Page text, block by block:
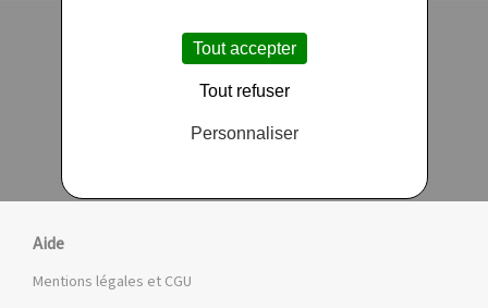
Paiement en ligne sécurisé
Click and collect
Qualité garantie
Aide
Mentions légales et CGU
Tout accepter
Tout refuser
Personnaliser